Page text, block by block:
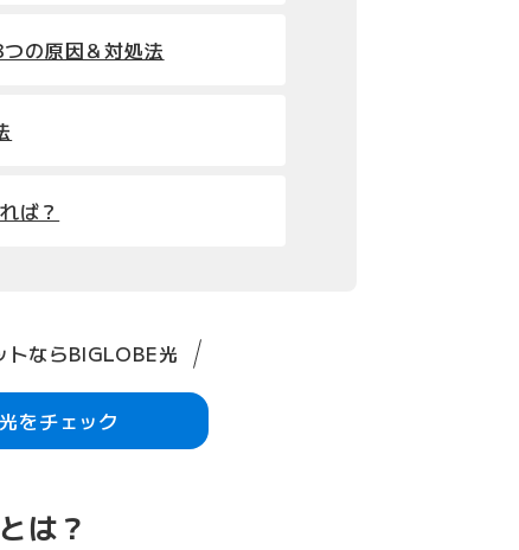
の原因＆対処法
ば？
トならBIGLOBE光
をチェック
は？